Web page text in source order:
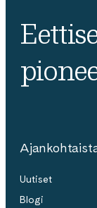
Uutiset
Blogi